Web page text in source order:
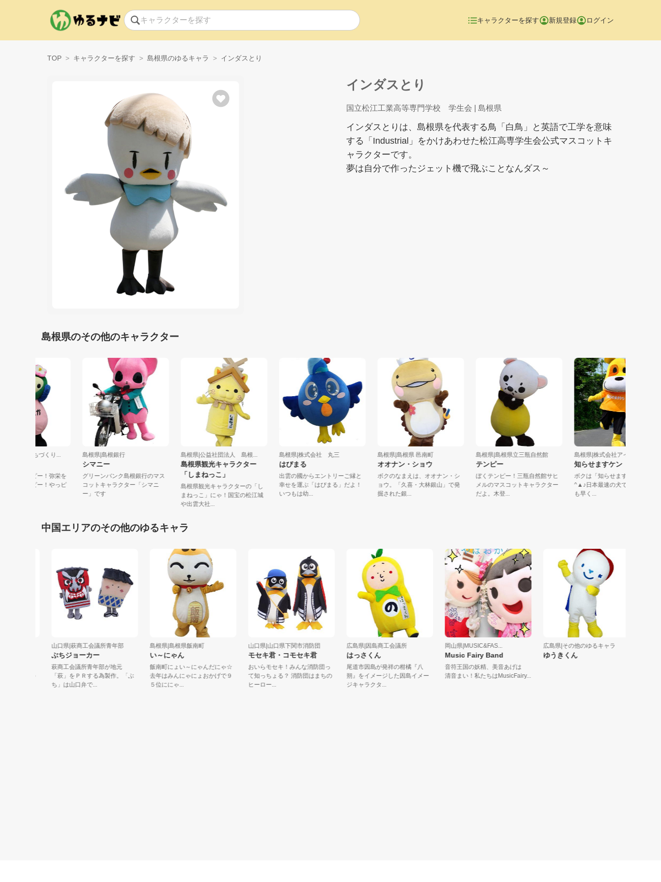
キャラクターを探す 新規登録 ログイン
TOP キャラクターを探す 島根県のゆるキャラ インダスとり
インダスとり
国立松江工業高等専門学校 学生会 | 島根県
インダスとりは、島根県を代表する鳥「白鳥」と英語で工学を意味
する「Industrial」をかけあわせた松江高専学生会公式マスコットキ
ャラクターです。
夢は自分で作ったジェット機で飛ぶことなんダス～
島根県のその他のキャラクター
根県|杵束地区まちづくり...
、やっピーだっピー！弥栄を
ッピーにするっピー！やっピ
島根県|島根銀行
シマニー
グリーンバンク島根銀行のマス
コットキャラクター「シマニ
ー」です
島根県|公益社団法人 島根...
島根県観光キャラクター
「しまねっこ」
島根県観光キャラクターの「し
まねっこ」にゃ！国宝の松江城
や出雲大社...
島根県|株式会社 丸三
はぴまる
出雲の國からエントリーご縁と
幸せを運ぶ「はぴまる」だよ！
いつもは幼...
島根県|島根県 邑南町
オオナン・ショウ
ボクのなまえは、オオナン・シ
ョウ。「久喜・大林銀山」で発
掘された銀...
島根県|島根県立三瓶自然館
テンピー
ぼくテンピー！三瓶自然館サヒ
メルのマスコットキャラクター
だよ。木登...
島根県|株式会社アイ・コミ
知らせますケン
ボクは「知らせますケン」
^▲♪日本最速の犬です。誰
も早く...
中国エリアのその他のゆるキャラ
山口県|萩商工会議所青年部
ぶちジョーカー
萩商工会議所青年部が地元
「萩」をＰＲする為製作。「ぶ
ち」は山口弁で...
島根県|島根県飯南町
い～にゃん
飯南町にょい～にゃんだにゃ☆
去年はみんにゃにょおかげで９
５位ににゃ...
山口県|山口県下関市消防団
モセキ君・コモセキ君
おいらモセキ！みんな消防団っ
て知っちょる？ 消防団はまちの
ヒーロー...
広島県|因島商工会議所
はっさくん
尾道市因島が発祥の柑橘『八
朔』をイメージした因島イメー
ジキャラクタ...
岡山県|MUSIC&FAS...
Music Fairy Band
音符王国の妖精、美音あげは
清音まい！私たちはMusicFairy...
広島県|その他のゆるキャラ
ゆうきくん